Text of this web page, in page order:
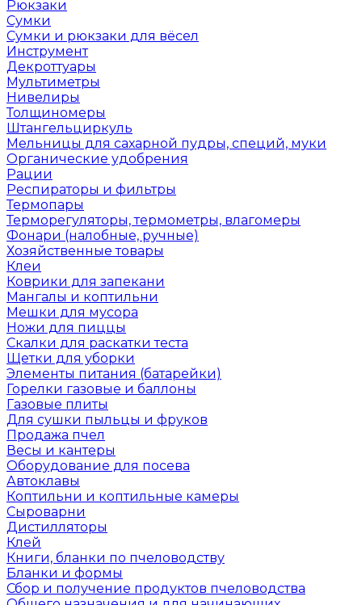
Рюкзаки
Сумки
Сумки и рюкзаки для вёсел
Инструмент
Декроттуары
Мультиметры
Нивелиры
Толщиномеры
Штангельциркуль
Мельницы для сахарной пудры, специй, муки
Органические удобрения
Рации
Респираторы и фильтры
Термопары
Терморегуляторы, термометры, влагомеры
Фонари (налобные, ручные)
Хозяйственные товары
Клеи
Коврики для запекани
Мангалы и коптильни
Мешки для мусора
Ножи для пиццы
Скалки для раскатки теста
Щетки для уборки
Элементы питания (батарейки)
Горелки газовые и баллоны
Газовые плиты
Для сушки пыльцы и фруков
Продажа пчел
Весы и кантеры
Оборудование для посева
Автоклавы
Коптильни и коптильные камеры
Сыроварни
Дистилляторы
Клей
Книги, бланки по пчеловодству
Бланки и формы
Сбор и получение продуктов пчеловодства